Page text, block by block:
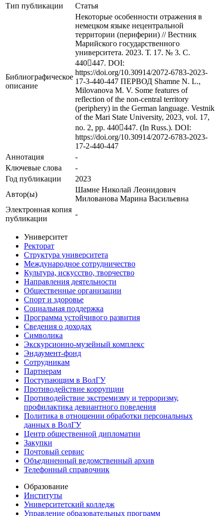
Тип публикации
Статья
Библиографическое
описание
Некоторые особенности отражения в
немецком языке нецентральной
территории (периферии) // Вестник
Марийского государственного
университета. 2023. Т. 17. № 3. С.
440447. DOI:
https://doi.org/10.30914/2072-6783-2023-
17-3-440-447 ПЕРВОД Shamne N. L.,
Milovanova M. V. Some features of
reflection of the non-central territory
(periphery) in the German language. Vestnik
of the Mari State University, 2023, vol. 17,
no. 2, pp. 440447. (In Russ.). DOI:
https://doi.org/10.30914/2072-6783-2023-
17-2-440-447
Аннотация
-
Ключевые cлова
-
Год публикации
2023
Автор(ы)
Шамне Николай Леонидович
Милованова Марина Васильевна
Электронная копия
публикации
-
Университет
Ректорат
Структура университета
Международное сотрудничество
Культура, искусство, творчество
Направления деятельности
Общественные организации
Спорт и здоровье
Социальная поддержка
Программа устойчивого развития
Сведения о доходах
Символика
Экскурсионно-музейный комплекс
Эндаумент-фонд
Сотрудникам
Партнерам
Поступающим в ВолГУ
Противодействие коррупции
Противодействие экстремизму и терроризму,
профилактика девиантного поведения
Политика в отношении обработки персональных
данных в ВолГУ
Центр общественной дипломатии
Закупки
Почтовый сервис
Объединенный ведомственный архив
Телефонный справочник
Образование
Институты
Университетский колледж
Управление образовательных программ